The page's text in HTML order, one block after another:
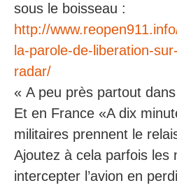
sous le boisseau :
http://
la-parole-de-liberation-
radar/
« A peu près partout
Et en France «A dix
militaires prennent le
Ajoutez à cela parfois les
intercepter l’avion en